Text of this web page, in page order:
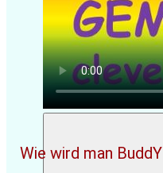
Wie wird man BuddY